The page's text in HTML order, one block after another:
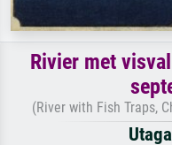
Rivier met
(River with Fish Traps,